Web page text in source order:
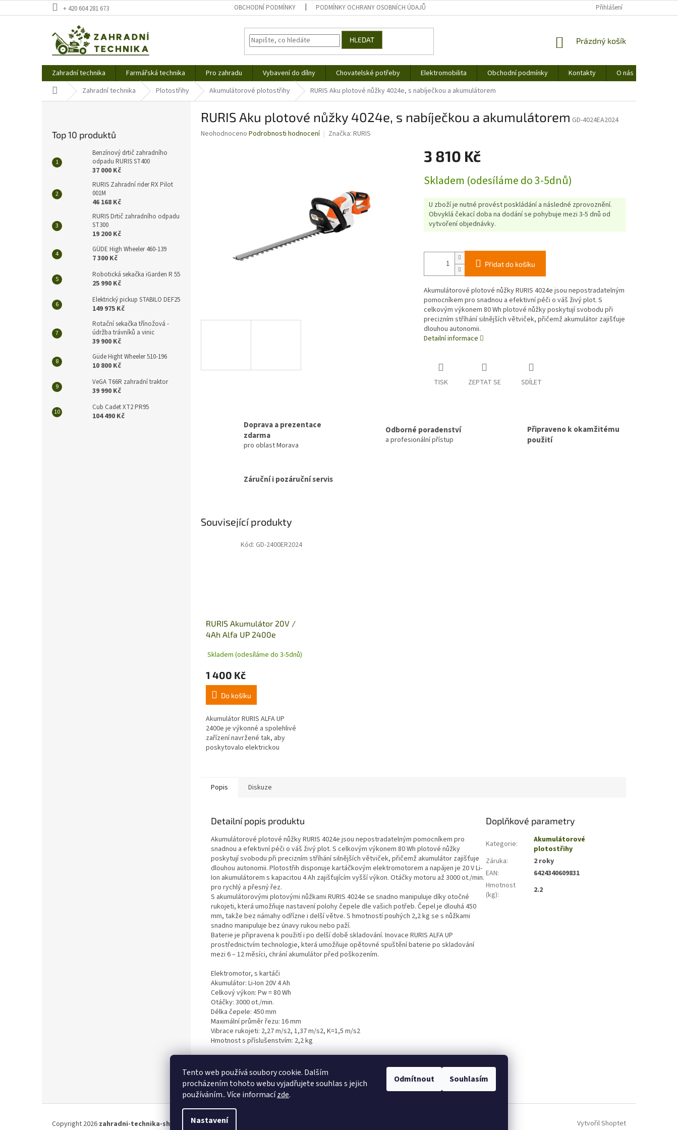
Tento web používá soubory cookie. Dalším
procházením tohoto webu vyjadřujete souhlas s jejich
používáním.. Více informacízde.
Nastavení
Odmítnout Souhlasím
na
+ 420 604 281 673 OBCHODNÍ PODMÍNKY PODMÍNKY OCHRANY OSOBNÍCH ÚDAJŮ Přihlášení
HLEDAT
NÁKUPNÍ
Prázdný košík
Zahradní technika Farmářská technika Pro zahradu Vybavení do dílny Chovatelské potřeby Elektromobilita Obchodní podmínky Kontakty
O nás
Domů Zahradní technika Plotostřihy Akumulátorové plotostřihy RURIS Aku plotové nůžky 4024e, s nabíječkou a akumulátorem
Top 10 produktů
Benzínový drtič zahradního
odpadu RURIS ST400
37 000 Kč
RURIS Zahradní rider RX Pilot
001M
46 168 Kč
RURIS Drtič zahradního odpadu
ST300
19 200 Kč
GÜDE High Wheeler 460-139
7 300 Kč
Robotická sekačka iGarden R 55
25 990 Kč
Elektrický pickup STABILO DEF25
149 975 Kč
Rotační sekačka třínožová -
údržba trávníků a vinic
39 900 Kč
Güde Hight Wheeler 510-196
10 800 Kč
VeGA T66R zahradní traktor
39 990 Kč
Cub Cadet XT2 PR95
104 490 Kč
RURIS Aku plotové nůžky 4024e, s nabíječkou a akumulátorem GD-4024EA2024
Průměrné
Neohodnoceno Podrobnosti hodnocení Značka: RURIS
3 810 Kč
cena:
Skladem (odesíláme do 3-5dnů)
U zboží je nutné provést poskládání a následné zprovoznění.
Obvyklá čekací doba na dodání se pohybuje mezi 3-5 dnů od
vytvoření objednávky.
Přidat do košíku
Akumulátorové plotové nůžky RURIS 4024e jsou nepostradatelným
pomocníkem pro snadnou a efektivní péči o váš živý plot. S
celkovým výkonem 80 Wh plotové nůžky poskytují svobodu při
precizním stříhání silnějších větviček, přičemž akumulátor zajišťuje
dlouhou autonomii.
Detailní informace
TISK ZEPTAT SE SDÍLET
Doprava a prezentace
zdarma
pro oblast Morava
Odborné poradenství
a profesionální přístup
Připraveno k okamžitému
použití
Záruční i pozáruční servis
Související produkty
RURIS Akumulátor 20V /
4Ah Alfa UP 2400e
Skladem (odesíláme do 3-5dnů)
1 400 Kč
Do košíku
Akumulátor RURIS ALFA UP
2400e je výkonné a spolehlivé
zařízení navržené tak, aby
poskytovalo elektrickou
Kód: GD-2400ER2024
Popis Diskuze
Detailní popis produktu
Akumulátorové plotové nůžky RURIS 4024e jsou nepostradatelným pomocníkem pro
snadnou a efektivní péči o váš živý plot. S celkovým výkonem 80 Wh plotové nůžky
poskytují svobodu při precizním stříhání silnějších větviček, přičemž akumulátor zajišťuje
dlouhou autonomii. Plotostřih disponuje kartáčkovým elektromotorem a napájen je 20 V Li-
Ion akumulátorem s kapacitou 4 Ah zajišťujícím vyšší výkon. Otáčky motoru až 3000 ot./min.
pro rychlý a přesný řez.
S akumulátorovými plotovými nůžkami RURIS 4024e se snadno manipuluje díky otočné
rukojeti, která umožňuje nastavení polohy čepele dle vašich potřeb. Čepel je dlouhá 450
mm, takže bez námahy odřízne i delší větve. S hmotností pouhých 2,2 kg se s nůžkami
snadno manipuluje bez únavy rukou nebo paží.
Baterie je připravena k použití i po delší době skladování. Inovace RURIS ALFA UP
prostřednictvím technologie, která umožňuje opětovné spuštění baterie po skladování
mezi 6 – 12 měsíci, chrání akumulátor před poškozením.
Elektromotor, s kartáči
Akumulátor: Li-Ion 20V 4 Ah
Celkový výkon: Pw = 80 Wh
Otáčky: 3000 ot./min.
Délka čepele: 450 mm
Maximální průměr řezu: 16 mm
Vibrace rukojeti: 2,27 m/s2, 1,37 m/s2, K=1,5 m/s2
Hmotnost s příslušenstvím: 2,2 kg
Lithium-iontový akumulátor lze použít v různých typech zahradního nářadí.
Doplňkové parametry
Kategorie:
Akumulátorové
plotostřihy
Záruka:
2 roky
EAN:
6424340609831
Hmotnost
(kg): 2.2
Vytvořil Shoptet
Copyright 2026 zahradni-technika-shop.cz . Všechna práva vyhrazena.